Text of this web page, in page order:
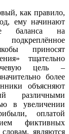
как правило,
ему начинают
баланса на
подкреплённое
приносят
тщательно
цель –
более
объясняют
различными
в увеличении
оплатой
фиктивных
являются